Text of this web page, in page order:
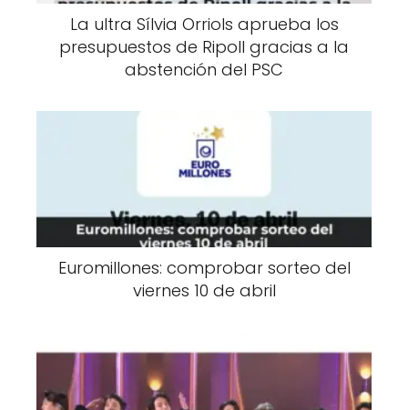
La ultra Sílvia Orriols aprueba los
presupuestos de Ripoll gracias a la
abstención del PSC
Euromillones: comprobar sorteo del
viernes 10 de abril